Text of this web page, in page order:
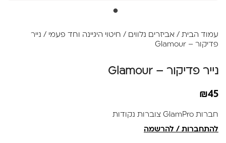
עמוד הבית / אביזרים נלווים / חיטוי היגיינה וחד פעמי / נייר
פדיקור – Glamour
נייר פדיקור – Glamour
₪45
חברות GlamPro צוברות נקודות
להתחברות / להרשמה